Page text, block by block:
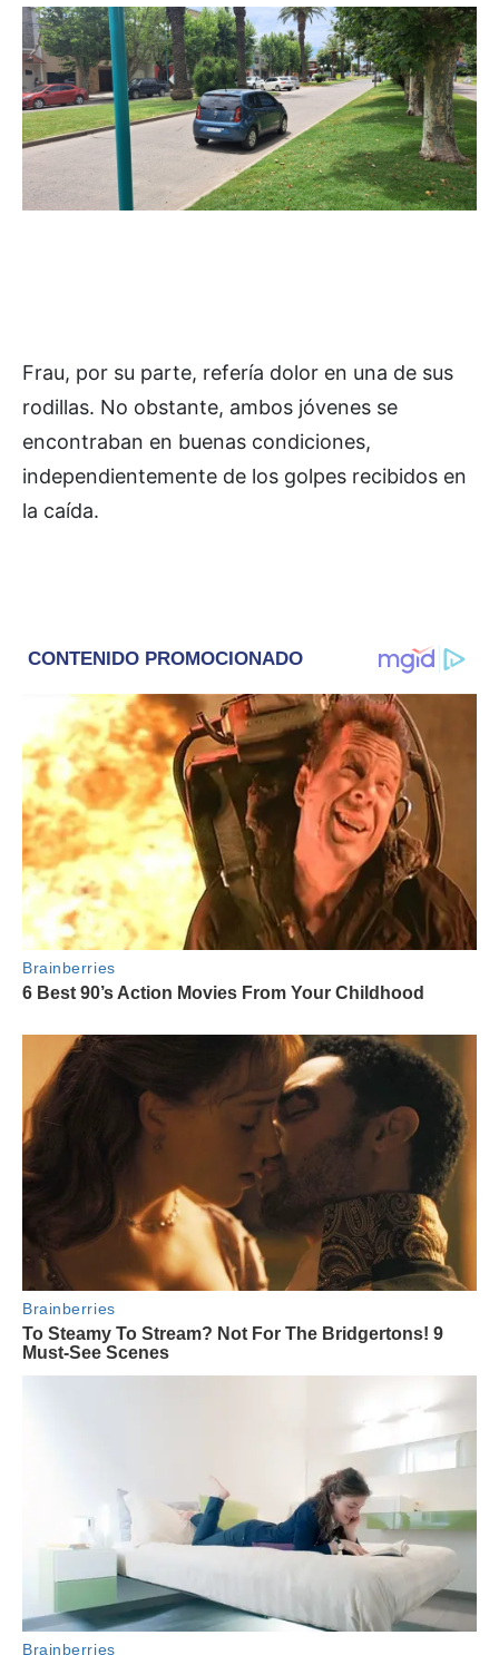
Frau, por su parte, refería dolor en una de sus
rodillas. No obstante, ambos jóvenes se
encontraban en buenas condiciones,
independientemente de los golpes recibidos en
la caída.